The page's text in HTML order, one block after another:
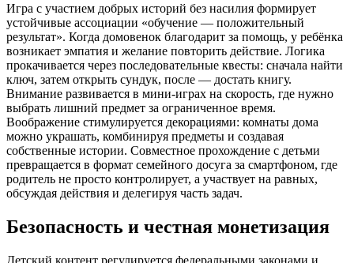
Игра с участием добрых историй без насилия формирует
устойчивые ассоциации «обучение — положительный
результат». Когда домовенок благодарит за помощь, у ребёнка
возникает эмпатия и желание повторить действие. Логика
прокачивается через последовательные квесты: сначала найти
ключ, затем открыть сундук, после — достать книгу.
Внимание развивается в мини-играх на скорость, где нужно
выбрать лишний предмет за ограниченное время.
Воображение стимулируется декорациями: комнаты дома
можно украшать, комбинируя предметы и создавая
собственные истории. Совместное прохождение с детьми
превращается в формат семейного досуга за смартфоном, где
родитель не просто контролирует, а участвует на равных,
обсуждая действия и делегируя часть задач.
Безопасность и честная монетизация
Детский контент регулируется федеральными законами и